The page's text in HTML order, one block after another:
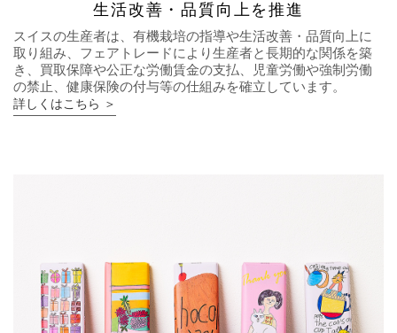
生活改善・品質向上を推進
スイスの生産者は、有機栽培の指導や生活改善・品質向上に
取り組み、フェアトレードにより生産者と長期的な関係を築
き、買取保障や公正な労働賃金の支払、児童労働や強制労働
の禁止、健康保険の付与等の仕組みを確立しています。
詳しくはこちら ＞